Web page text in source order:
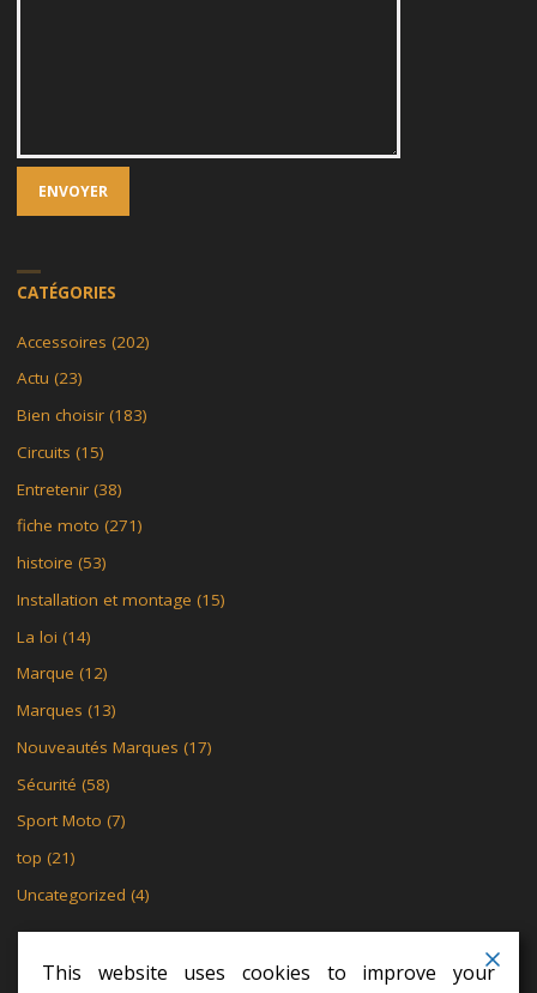
CATÉGORIES
Accessoires (202)
Actu (23)
Bien choisir(183)
Circuits (15)
Entretenir(38)
fiche moto (271)
histoire (53)
Installation et montage (15)
La loi (14)
Marque (12)
Marques (13)
Nouveautés Marques (17)
Sécurité (58)
Sport Moto (7)
top (21)
Uncategorized (4)
This website uses cookies to improve your